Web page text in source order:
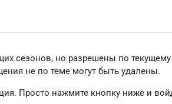
сезонов, но разрешены по
не по теме могут быть удалены.
Просто нажмите кнопку ниже и